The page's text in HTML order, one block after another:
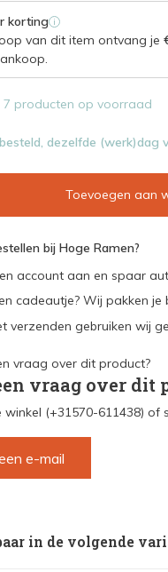
korting i
van dit item ontvang je
7 producten op voorraad
dezelfde (werk)dag
Toevoegen aan
bij Hoge Ramen?
account aan en spaar
cadeautje? Wij pakken je
verzenden gebruiken wij
vraag over dit
winkel (+31570-611438) of
e-mail
in de volgende